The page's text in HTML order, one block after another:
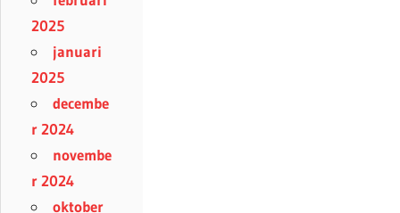
2025
januari
2025
decembe
r 2024
novembe
r 2024
oktober